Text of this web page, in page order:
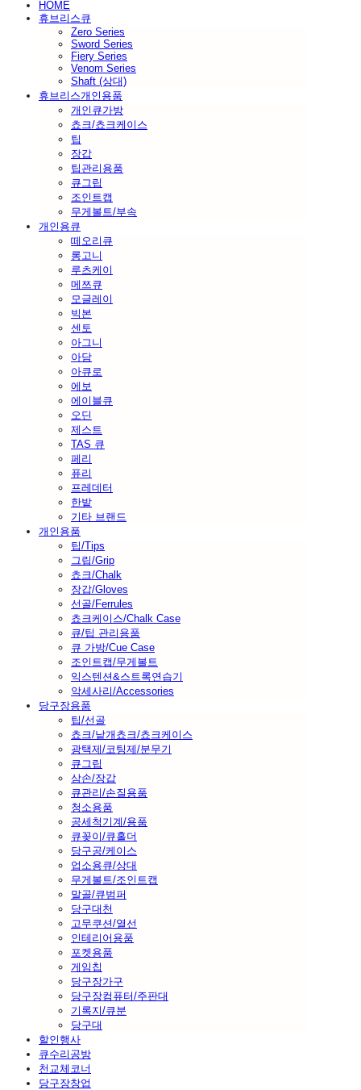
HOME
휴브리스큐
Zero Series
Sword Series
Fiery Series
Venom Series
Shaft (상대)
휴브리스개인용품
개인큐가방
쵸크/쵸크케이스
팁
장갑
팁관리용품
큐그립
조인트캡
무게볼트/부속
개인용큐
떼오리큐
롱고니
루츠케이
메쯔큐
모글레이
빅본
센토
아그니
아담
아큐로
에보
에이블큐
오딘
제스트
TAS 큐
페리
퓨리
프레데터
한밭
기타 브랜드
개인용품
팁/Tips
그립/Grip
쵸크/Chalk
장갑/Gloves
선골/Ferrules
쵸크케이스/Chalk Case
큐/팁 관리용품
큐 가방/Cue Case
조인트캡/무게볼트
익스텐션&스트록연습기
악세사리/Accessories
당구장용품
팁/선골
쵸크/낱개쵸크/쵸크케이스
광택제/코팅제/분무기
큐그립
삼손/장갑
큐관리/손질용품
청소용품
공세척기계/용품
큐꽂이/큐홀더
당구공/케이스
업소용큐/상대
무게볼트/조인트캡
말골/큐범퍼
당구대천
고무쿠션/열선
인테리어용품
포켓용품
게임칩
당구장가구
당구장컴퓨터/주판대
기록지/큐분
당구대
할인행사
큐수리공방
천교체코너
당구장창업